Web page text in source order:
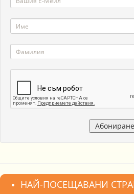
НАЙ-ПОСЕЩАВАНИ